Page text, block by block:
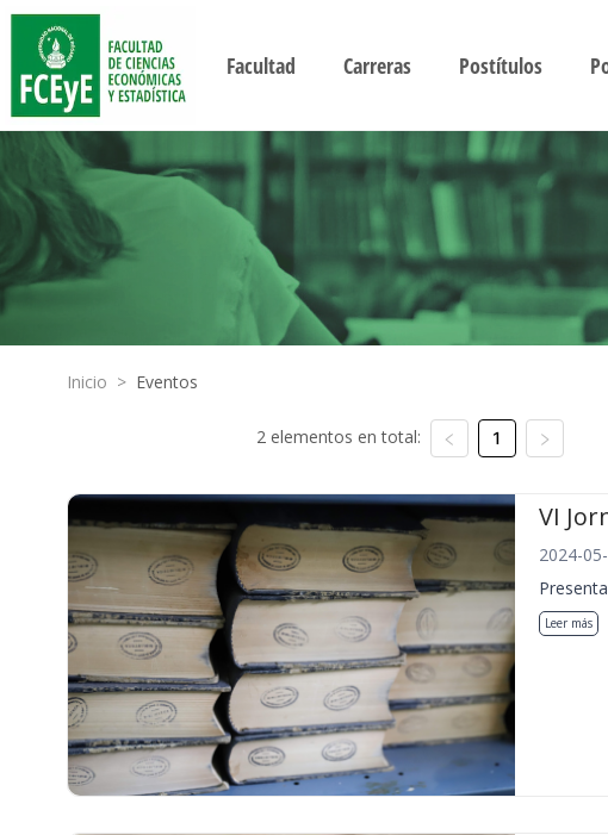
Facultad Carreras Postítulos
Inicio > Eventos
2 elementos en total: 1
VI
2024-
Leer más